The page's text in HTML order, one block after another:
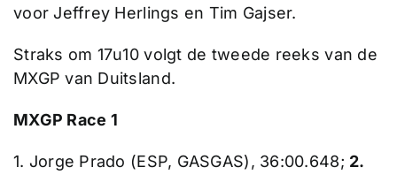
voor Jeffrey Herlings en Tim Gajser.
Straks om 17u10 volgt de tweede reeks van de
MXGP van Duitsland.
MXGP Race 1
1. Jorge Prado (ESP, GASGAS), 36:00.648; 2.